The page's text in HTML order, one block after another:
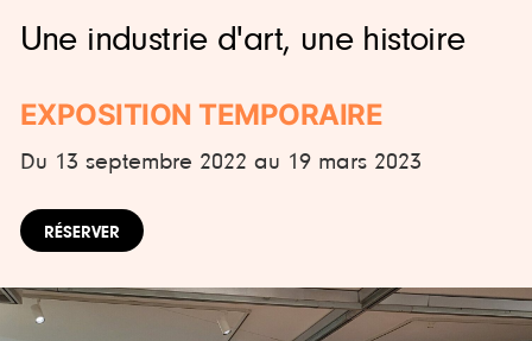
Une industrie d'art, une histoire
EXPOSITION TEMPORAIRE
Du 13 septembre 2022 au 19 mars 2023
RÉSERVER